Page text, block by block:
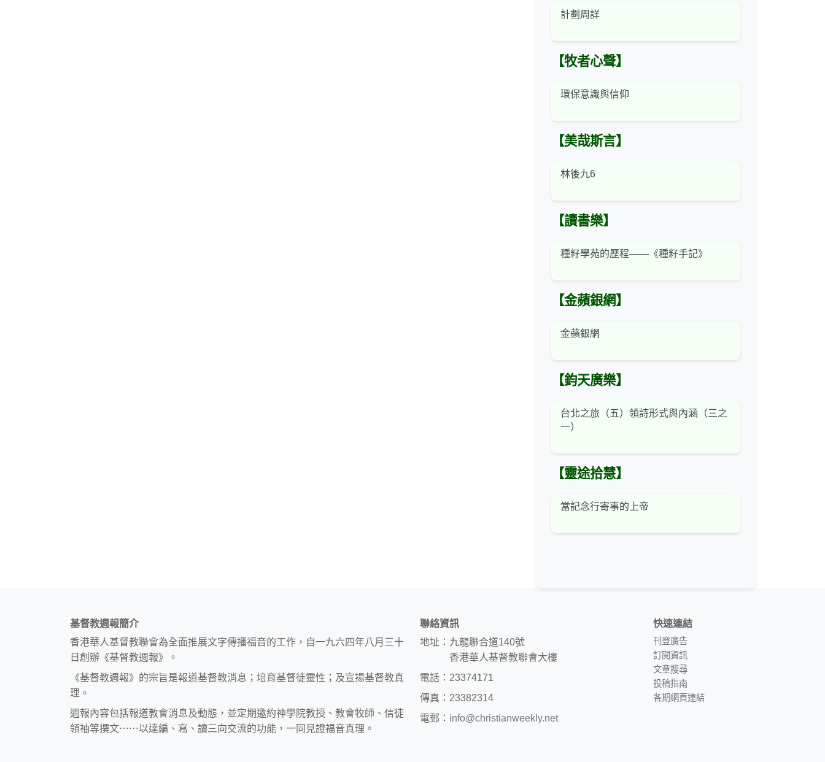
計劃周詳
【牧者心聲】
環保意識與信仰
【美哉斯言】
林後九6
【讀書樂】
種籽學苑的歷程——《種籽手記》
【金蘋銀網】
金蘋銀網
【鈞天廣樂】
台北之旅（五）領詩形式與內涵（三之
一）
【靈途拾慧】
當記念行寄事的上帝
基督教週報簡介
香港華人基督教聯會為全面推展文字傳播福音的工作，自一九六四年八月三十
日創辦《基督教週報》。
《基督教週報》的宗旨是報道基督教消息；培育基督徒靈性；及宣揚基督教真
理。
週報內容包括報道教會消息及動態，並定期邀約神學院教授、教會牧師、信徒
領袖等撰文⋯⋯以達編、寫、讀三向交流的功能，一同見證福音真理。
聯絡資訊
地址：九龍聯合道140號
香港華人基督教聯會大樓
電話：23374171
傳真：23382314
電郵： info@christianweekly.net
快速連結
刊登廣告
訂閱資訊
文章搜尋
投稿指南
各期網頁連結